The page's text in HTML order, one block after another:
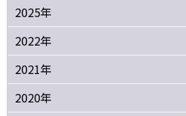
2025年
2022年
2021年
2020年